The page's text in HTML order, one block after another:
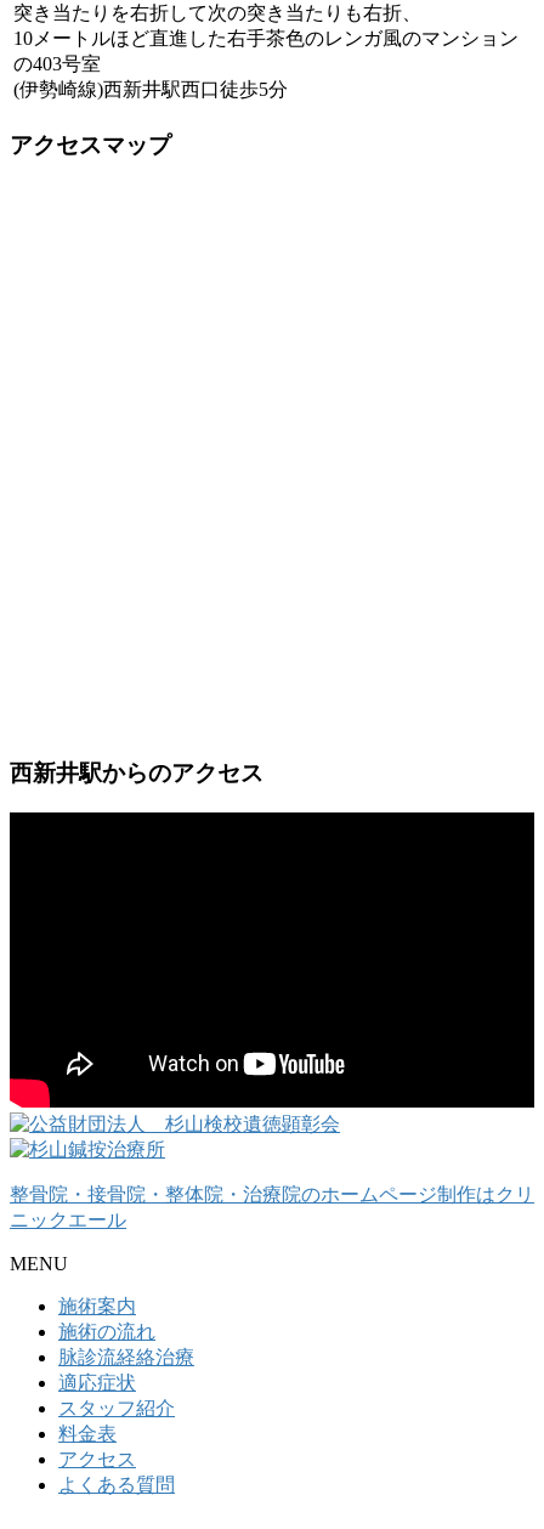
突き当たりを右折して次の突き当たりも右折、
10メートルほど直進した右手茶色のレンガ風のマンション
の403号室
(伊勢崎線)西新井駅西口徒歩5分
アクセスマップ
西新井駅からのアクセス
整骨院・接骨院・整体院・治療院のホームページ制作はクリ
ニックエール
MENU
施術案内
施術の流れ
脉診流経絡治療
適応症状
スタッフ紹介
料金表
アクセス
よくある質問